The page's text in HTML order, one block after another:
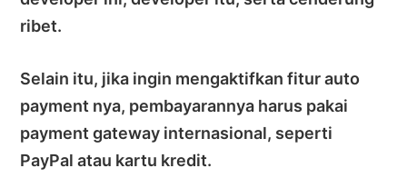
ribet.
Selain itu, jika ingin mengaktifkan fitur auto
payment nya, pembayarannya harus pakai
payment gateway internasional, seperti
PayPal atau kartu kredit.